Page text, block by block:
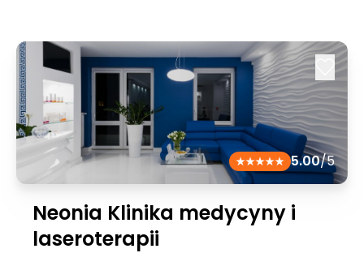
5.00/5
Neonia Klinika medycyny i
laseroterapii